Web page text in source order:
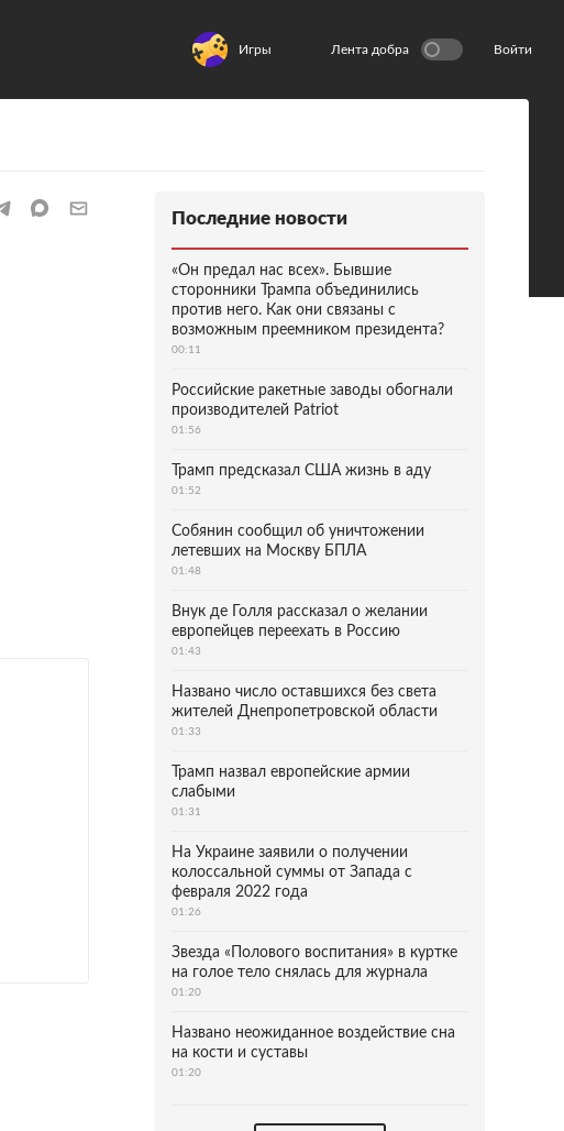
Игры Лента добра Войти
Последние новости
«Он предал нас всех». Бывшие
сторонники Трампа объединились
против него. Как они связаны с
возможным преемником президента?
00:11
Российские ракетные заводы обогнали
производителей Patriot
01:56
Трамп предсказал США жизнь в аду
01:52
Собянин сообщил об уничтожении
летевших на Москву БПЛА
01:48
Внук де Голля рассказал о желании
европейцев переехать в Россию
01:43
Названо число оставшихся без света
жителей Днепропетровской области
01:33
Трамп назвал европейские армии
слабыми
01:31
На Украине заявили о получении
колоссальной суммы от Запада с
февраля 2022 года
01:26
Звезда «Полового воспитания» в куртке
на голое тело снялась для журнала
01:20
Названо неожиданное воздействие сна
на кости и суставы
01:20